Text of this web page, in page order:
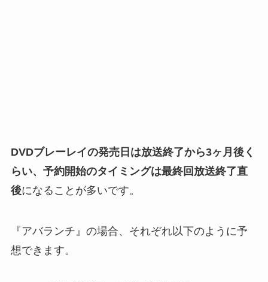
DVDブレーレイの発売日は放送終了から3ヶ月後く
らい、予約開始のタイミングは最終回放送終了直
後になることが多いです。
『アバランチ』の場合、それぞれ以下のように予
想できます。